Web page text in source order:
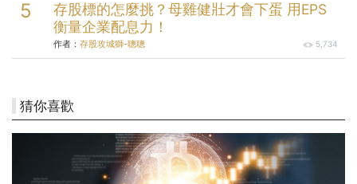
存股標的怎麼挑？母雞健壯才會下蛋 用EPS
衡量企業配息力！
作者： 存股攻城獅-聰聰 5,734
猜你喜歡